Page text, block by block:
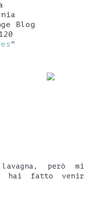
Blog
"
però mi
hai fatto venir